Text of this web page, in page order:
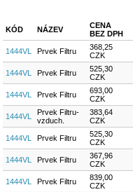
KÓD NÁZEV
CENA
BEZ DPH
1444VL Prvek Filtru
368,25
CZK
1444VL Prvek Filtru
525,30
CZK
1444VL Prvek Filtru
693,00
CZK
1444VL
Prvek Filtru-
vzduch.
383,64
CZK
1444VL Prvek Filtru
525,30
CZK
1444VL Prvek Filtru
367,96
CZK
1444VL Prvek Filtru
839,00
CZK